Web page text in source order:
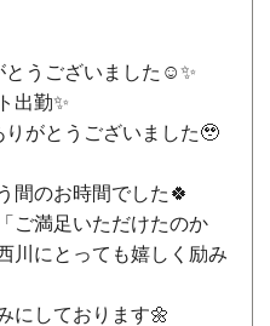
とうございました☺️✨
出勤✨
がとうございました🥹
間のお時間でした🍀
ご満足いただけたのか
川にとっても嬉しく励み
にしております🌼